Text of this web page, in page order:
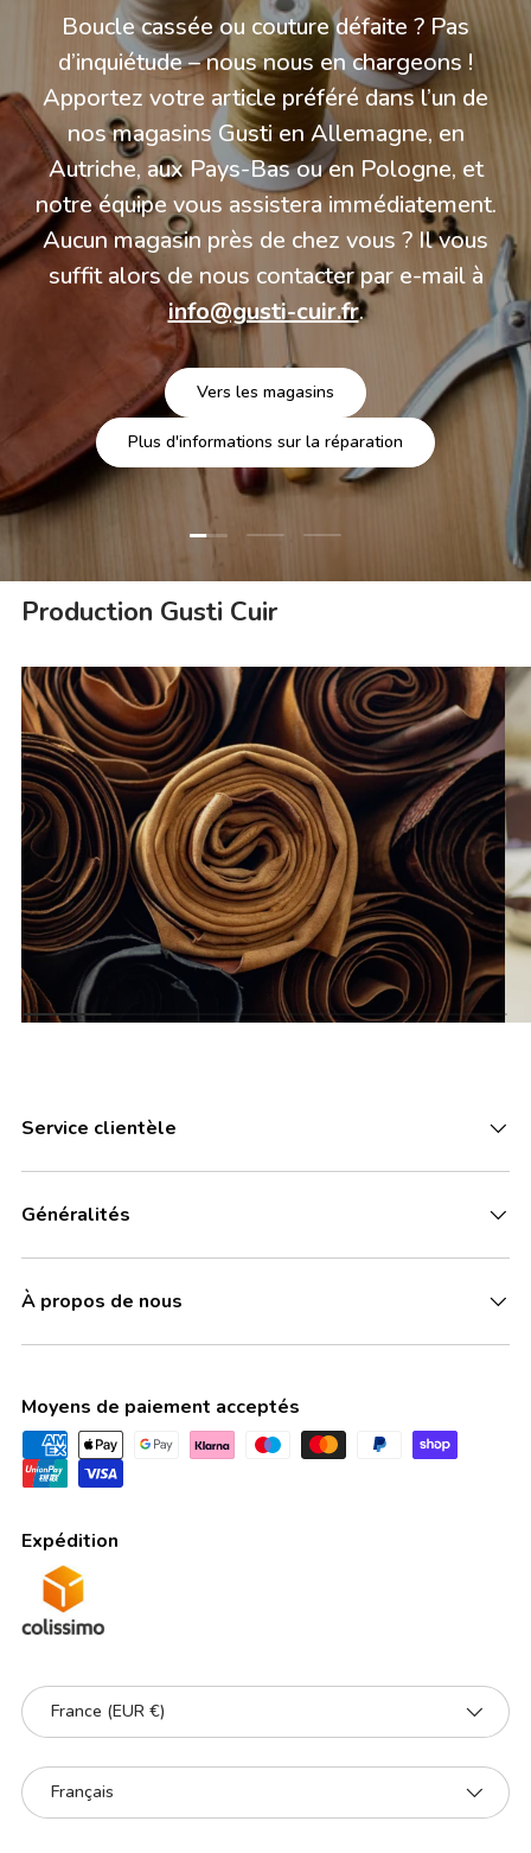
Boucle cassée ou couture défaite ? Pas
d’inquiétude – nous nous en chargeons !
Apportez votre article préféré dans l’un de
nos magasins Gusti en Allemagne, en
Autriche, aux Pays-Bas ou en Pologne, et
notre équipe vous assistera immédiatement.
Aucun magasin près de chez vous ? Il vous
suffit alors de nous contacter par e-mail à
info@gusti-cuir.fr.
Vers les magasins
Plus d'informations sur la réparation
Charger la diapositive 1 de 3
Charger la diapositive 2 de 3
Charger la diapositive 3
Production Gusti Cuir
Service clientèle
Généralités
À propos de nous
Moyens de paiement acceptés
Expédition
Pays
France (EUR €)
Langue
Français